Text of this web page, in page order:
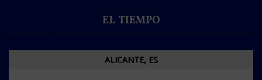
EL TIEMPO
ALICANTE, ES